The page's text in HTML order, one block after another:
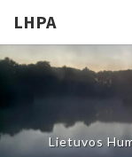
LHPA
Lietuvos